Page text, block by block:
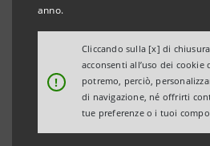
anno.
!
Cliccando sulla [x] di
acconsenti all’uso dei
potremo, perciò,
di navigazione, né offrirti
tue preferenze o i tuoi
L’Italia del
e supera i valori
grazie agli